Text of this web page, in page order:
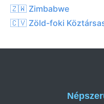
🇿🇼 Zimbabwe
🇨🇻 Zöld-foki